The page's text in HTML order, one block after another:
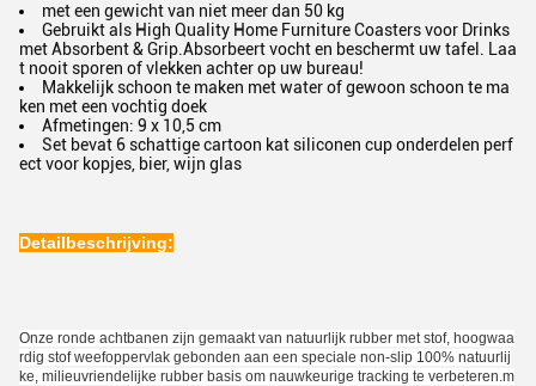
met een gewicht van niet meer dan 50 kg
Gebruikt als High Quality Home Furniture Coasters voor Drinks
met Absorbent & Grip.Absorbeert vocht en beschermt uw tafel. Laa
t nooit sporen of vlekken achter op uw bureau!
Makkelijk schoon te maken met water of gewoon schoon te ma
ken met een vochtig doek
Afmetingen: 9 x 10,5 cm
Set bevat 6 schattige cartoon kat siliconen cup onderdelen perf
ect voor kopjes, bier, wijn glas
Detailbeschrijving:
Onze ronde achtbanen zijn gemaakt van natuurlijk rubber met stof, hoogwaa
rdig stof weefoppervlak gebonden aan een speciale non-slip 100% natuurlij
ke, milieuvriendelijke rubber basis om nauwkeurige tracking te verbeteren.m